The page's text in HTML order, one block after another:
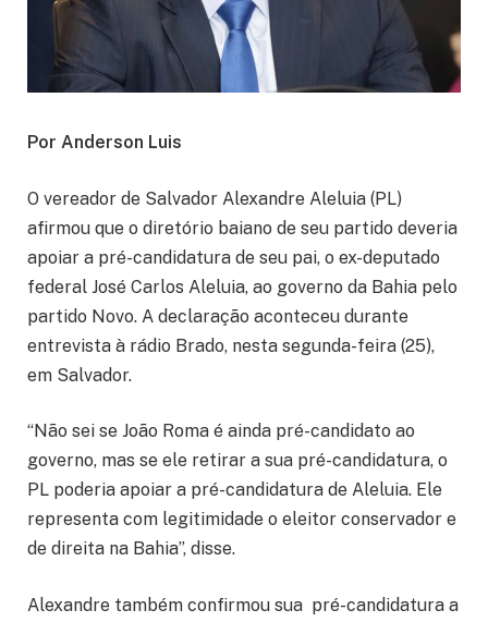
Por Anderson Luis
O vereador de Salvador Alexandre Aleluia (PL)
afirmou que o diretório baiano de seu partido deveria
apoiar a pré-candidatura de seu pai, o ex-deputado
federal José Carlos Aleluia, ao governo da Bahia pelo
partido Novo. A declaração aconteceu durante
entrevista à rádio Brado, nesta segunda-feira (25),
em Salvador.
“Não sei se João Roma é ainda pré-candidato ao
governo, mas se ele retirar a sua pré-candidatura, o
PL poderia apoiar a pré-candidatura de Aleluia. Ele
representa com legitimidade o eleitor conservador e
de direita na Bahia”, disse.
Alexandre também confirmou sua pré-candidatura a